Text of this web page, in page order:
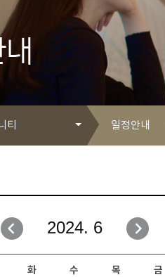
리개발원
내
티
지원과
원·교육센터
/IPP사업단
일정안내
자유게시판
일정안내
보도자료
2024. 6
화 수 목 금